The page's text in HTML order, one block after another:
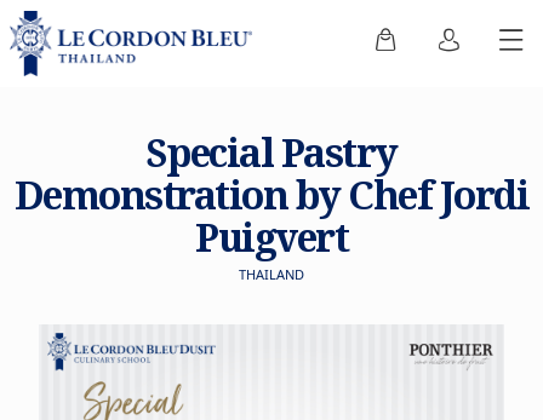
Special Pastry
Demonstration by Chef Jordi
Puigvert
THAILAND